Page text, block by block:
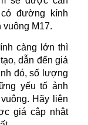
đường kính
vuông M17.
càng lớn thì
dẫn đến giá
đó, số lượng
yếu tố ảnh
Hãy liên
giá cập nhật